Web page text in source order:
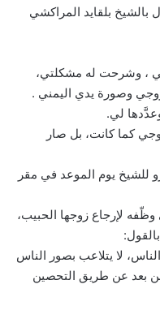
بالشيخ بلقايد المراكشي
، وشرحت له مشكلتي،
وصورة يدي اليمني .
لي.
كما كانت، بل صار
خديجة من أداء مبلغ 1486 اورو للشيخ يوم الموعد في مقر
وظّفه لإرجاع زوجها الحبيب،
لا يتلاعب بصور الناس
بعد عن طريق التحصين